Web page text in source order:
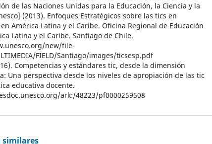
de las Naciones Unidas para la Educación, la Ciencia y la
(2013). Enfoques Estratégicos sobre las tics en
América Latina y el Caribe. Oficina Regional de Educación
Latina y el Caribe. Santiago de Chile.
new/file-
FIELD/Santiago/images/ticsesp.pdf
Competencias y estándares tic, desde la dimensión
Una perspectiva desde los niveles de apropiación de las tic
educativa docente.
ark:/48223/pf0000259508